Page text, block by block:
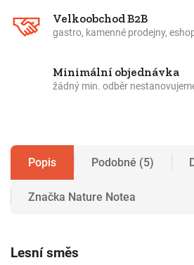
Velkoobchod B2B
gastro, kamenné prodejny,
Minimální objednávka
žádný min. odběr
Popis Podobné (5)
Značka Nature Notea
Lesní směs